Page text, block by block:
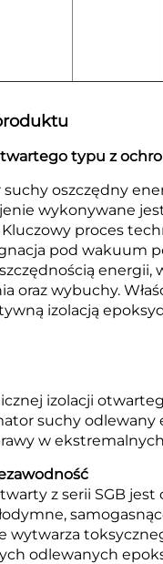
typu z
oszczędny
wykonywane
proces
pod wakuum
oraz wybuchy.
izolacją
izolacji
suchy odlewany
w
z serii SGB
wytwarza
odlewanych